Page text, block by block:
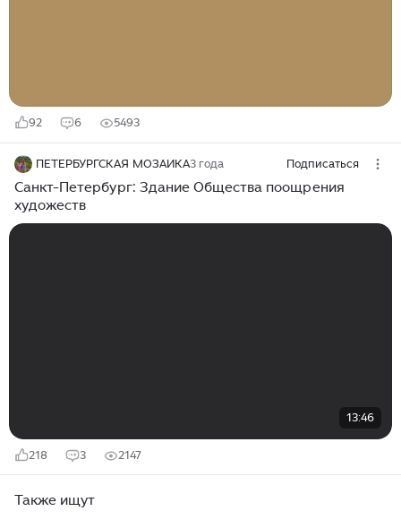
92 6 5493
ПЕТЕРБУРГСКАЯ МОЗАИКА3 года Подписаться
Санкт-Петербург: Здание Общества поощрения
художеств
13:46
218 3 2147
Также ищут